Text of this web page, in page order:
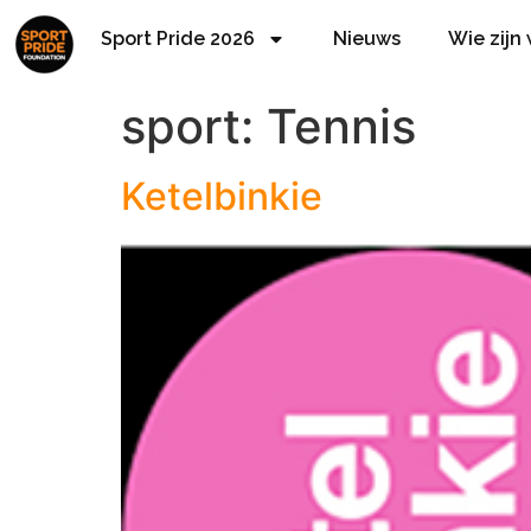
Sport Pride 2026 Nieuws Wie zijn
sport: Tennis
Ketelbinkie